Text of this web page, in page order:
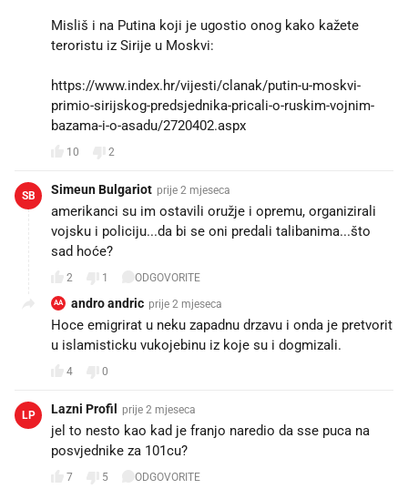
Misliš i na Putina koji je ugostio onog kako kažete
teroristu iz Sirije u Moskvi:
https://www.index.hr/vijesti/clanak/putin-u-moskvi-
primio-sirijskog-predsjednika-pricali-o-ruskim-vojnim-
bazama-i-o-asadu/2720402.aspx⁠
10 2
SB Simeun Bulgariot prije 2 mjeseca
amerikanci su im ostavili oružje i opremu, organizirali
vojsku i policiju...da bi se oni predali talibanima...što
sad hoće?
2 1 ODGOVORITE
AA andro andric prije 2 mjeseca
Hoce emigrirat u neku zapadnu drzavu i onda je pretvorit
u islamisticku vukojebinu iz koje su i dogmizali.
4 0
LP Lazni Profil prije 2 mjeseca
jel to nesto kao kad je franjo naredio da sse puca na
posvjednike za 101cu?
7 5 ODGOVORITE